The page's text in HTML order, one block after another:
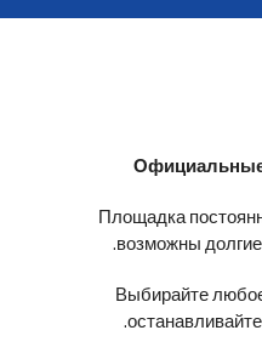
Официальные
Площадка
возможны
Выбирайте